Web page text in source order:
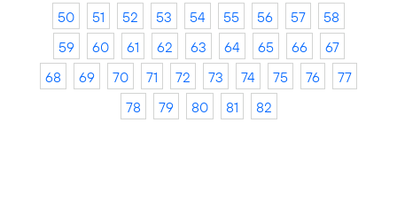
50
51 52 53 54 55 56 57
58
59
60 61 62 63 64 65 66
67
68
69 70 71 72 73 74 75 76
77
78
79 80 81 82